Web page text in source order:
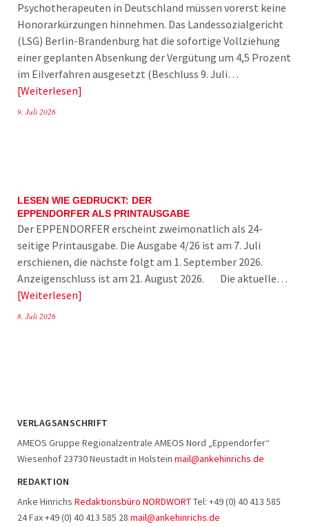
Psychotherapeuten in Deutschland müssen vorerst keine
Honorarkürzungen hinnehmen. Das Landessozialgericht
(LSG) Berlin-Brandenburg hat die sofortige Vollziehung
einer geplanten Absenkung der Vergütung um 4,5 Prozent
im Eilverfahren ausgesetzt (Beschluss 9. Juli…
Weiterlesen
9. Juli 2026
LESEN WIE GEDRUCKT: DER
EPPENDORFER ALS PRINTAUSGABE
Der EPPENDORFER erscheint zweimonatlich als 24-
seitige Printausgabe. Die Ausgabe 4/26 ist am 7. Juli
erschienen, die nächste folgt am 1. September 2026.
Anzeigenschluss ist am 21. August 2026. Die aktuelle…
Weiterlesen
8. Juli 2026
VERLAGSANSCHRIFT
AMEOS Gruppe Regionalzentrale AMEOS Nord „Eppendorfer“
Wiesenhof 23730 Neustadt in Holstein mail@ankehinrichs.de
REDAKTION
Anke Hinrichs Redaktionsbüro NORDWORTTel: +49 (0) 40 413 585
24 Fax +49 (0) 40 413 585 28 mail@ankehinrichs.de